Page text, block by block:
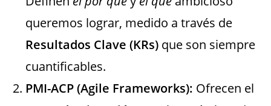
queremos lograr, medido a través de
Resultados Clave (KRs) que son siempre
cuantificables.
PMI-ACP (Agile Frameworks): Ofrecen el